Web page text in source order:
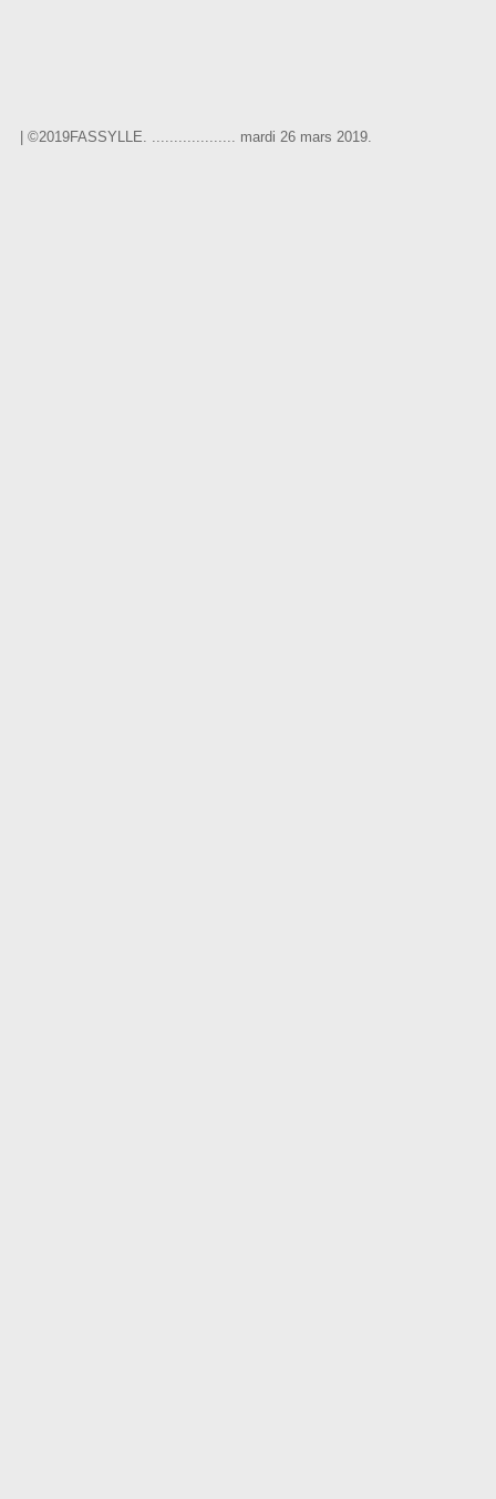
©2019FASSYLLE. ................... mardi 26 mars 2019.